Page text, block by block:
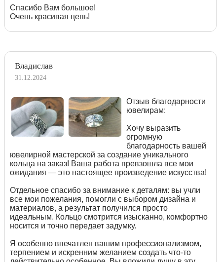
Спасибо Вам большое!
Очень красивая цепь!
Владислав
31.12.2024
Отзыв благодарности
ювелирам:
Хочу выразить
огромную
благодарность вашей
ювелирной мастерской за создание уникального
кольца на заказ! Ваша работа превзошла все мои
ожидания — это настоящее произведение искусства!
Отдельное спасибо за внимание к деталям: вы учли
все мои пожелания, помогли с выбором дизайна и
материалов, а результат получился просто
идеальным. Кольцо смотрится изысканно, комфортно
носится и точно передает задумку.
Я особенно впечатлен вашим профессионализмом,
терпением и искренним желанием создать что-то